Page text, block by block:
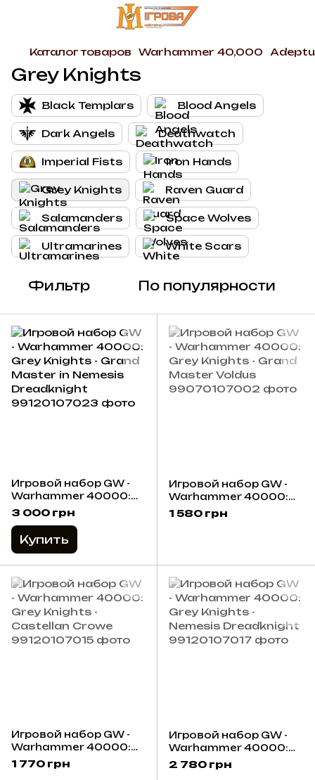
Каталог товаров Warhammer 40,000
Grey Knights
Black Templars Blood Angels
Dark Angels Deathwatch
Imperial Fists Iron Hands
Grey Knights Raven Guard
Salamanders Space Wolves
Ultramarines White Scars
Фильтр По популярности
Игровой набор GW -
Warhammer 40000:
Grey Knights - Grand
Master in Nemesis
Dreadknight
3 000 грн
Купить
Игровой набор GW -
Warhammer 40000:
Grey Knights - Grand
Master Voldus
1 580 грн
Игровой набор GW -
Warhammer 40000:
Grey Knights -
Castellan Crowe
1 770 грн
Игровой набор GW -
Warhammer 40000:
Grey Knights - Nemesis
Dreadknight
2 780 грн